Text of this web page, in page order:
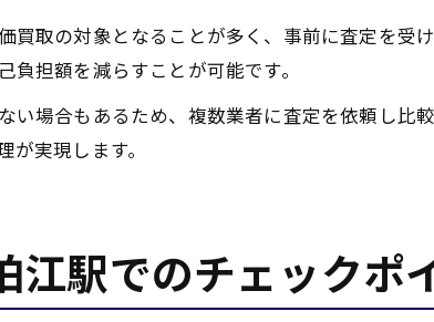
買取の対象となることが多く、事前に査定を受
担額を減らすことが可能です。
い場合もあるため、複数業者に査定を依頼し比
実現します。
駅でのチェックポ